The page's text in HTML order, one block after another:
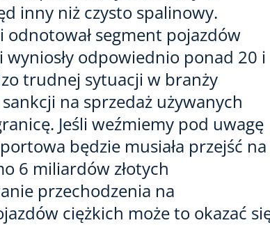
inny niż czysto spalinowy.
segment pojazdów
odpowiednio ponad 20 i
trudnej sytuacji w branży
na sprzedaż używanych
Jeśli weźmiemy pod uwagę
będzie musiała przejść na
6 miliardów złotych
przechodzenia na
ciężkich może to okazać